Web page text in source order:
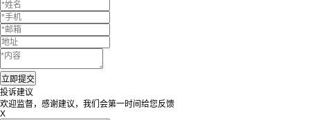
投诉建议
欢迎监督，感谢建议，我们会第一时间给您反馈
X